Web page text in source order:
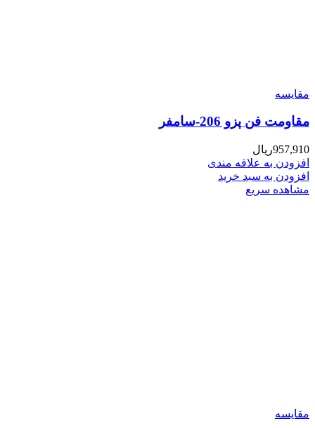
مقایسه
مقاومت فن پزو 206-سامفر
957,910ریال
افزودن به علاقه مندی
افزودن به سبد خرید
مشاهده سریع
مقایسه